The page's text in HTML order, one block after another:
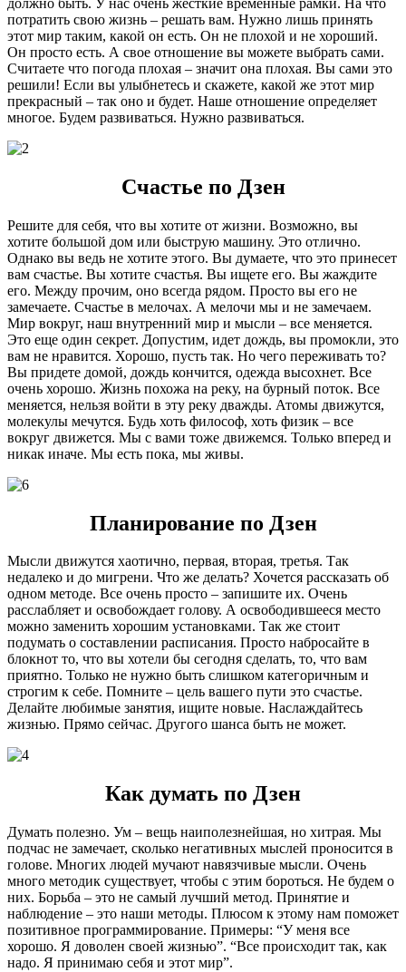
потратить свою жизнь – решать вам. Нужно лишь принять
этот мир таким, какой он есть. Он не плохой и не хороший.
Он просто есть. А свое отношение вы можете выбрать сами.
Считаете что погода плохая – значит она плохая. Вы сами это
решили! Если вы улыбнетесь и скажете, какой же этот мир
прекрасный – так оно и будет. Наше отношение определяет
многое. Будем развиваться. Нужно развиваться.
Счастье по Дзен
Решите для себя, что вы хотите от жизни. Возможно, вы
хотите большой дом или быструю машину. Это отлично.
Однако вы ведь не хотите этого. Вы думаете, что это принесет
вам счастье. Вы хотите счастья. Вы ищете его. Вы жаждите
его. Между прочим, оно всегда рядом. Просто вы его не
замечаете. Счастье в мелочах. А мелочи мы и не замечаем.
Мир вокруг, наш внутренний мир и мысли – все меняется.
Это еще один секрет. Допустим, идет дождь, вы промокли, это
вам не нравится. Хорошо, пусть так. Но чего переживать то?
Вы придете домой, дождь кончится, одежда высохнет. Все
очень хорошо. Жизнь похожа на реку, на бурный поток. Все
меняется, нельзя войти в эту реку дважды. Атомы движутся,
молекулы мечутся. Будь хоть философ, хоть физик – все
вокруг движется. Мы с вами тоже движемся. Только вперед и
никак иначе. Мы есть пока, мы живы.
Планирование по Дзен
Мысли движутся хаотично, первая, вторая, третья. Так
недалеко и до мигрени. Что же делать? Хочется рассказать об
одном методе. Все очень просто – запишите их. Очень
расслабляет и освобождает голову. А освободившееся место
можно заменить хорошим установками. Так же стоит
подумать о составлении расписания. Просто набросайте в
блокнот то, что вы хотели бы сегодня сделать, то, что вам
приятно. Только не нужно быть слишком категоричным и
строгим к себе. Помните – цель вашего пути это счастье.
Делайте любимые занятия, ищите новые. Наслаждайтесь
жизнью. Прямо сейчас. Другого шанса быть не может.
Как думать по Дзен
Думать полезно. Ум – вещь наиполезнейшая, но хитрая. Мы
подчас не замечает, сколько негативных мыслей проносится в
голове. Многих людей мучают навязчивые мысли. Очень
много методик существует, чтобы с этим бороться. Не будем о
них. Борьба – это не самый лучший метод. Принятие и
наблюдение – это наши методы. Плюсом к этому нам поможет
позитивное программирование. Примеры: “У меня все
хорошо. Я доволен своей жизнью”. “Все происходит так, как
надо. Я принимаю себя и этот мир”.